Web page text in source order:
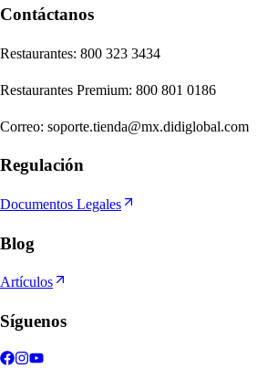
Contáctanos
Restaurantes: 800 323 3434
Restaurantes Premium: 800 801 0186
Correo: soporte.tienda@mx.didiglobal.com
Regulación
Documentos Legales
Blog
Artículos
Síguenos